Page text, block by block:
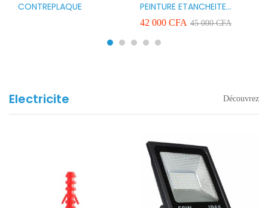
CONTREPLAQUE
PEINTURE ETANCHEITE
COLORIS SEAFLEX 20KG
COULEUR ROUGE BLANC
VERT ET GRIS
42 000 CFA 45 000CFA
Electricite Découvrez